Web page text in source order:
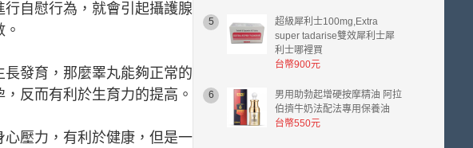
自慰行為，就會引起攝護腺
發育，那麼睪丸能夠正常的
反而有利於生育力的提高。
壓力，有利於健康，但是一
5
超級犀利士100mg,Extra
super tadarise雙效犀利士犀
利士哪裡買
台幣900元
6
男用助勃起增硬按摩精油 阿拉
伯擠牛奶法配法專用保養油
台幣550元